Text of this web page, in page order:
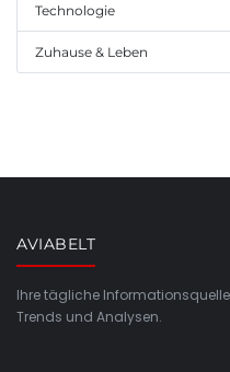
Technologie
Zuhause & Leben
AVIABELT
Ihre tägliche
Trends und Analysen.